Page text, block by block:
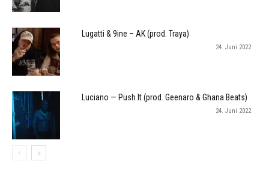
Lugatti & 9ine – AK (prod. Traya)
24. Juni 2022
Luciano — Push It (prod. Geenaro & Ghana Beats)
24. Juni 2022